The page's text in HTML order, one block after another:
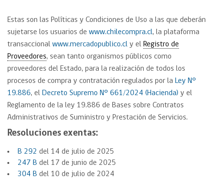
Estas son las Políticas y Condiciones de Uso a las que deberán
sujetarse los usuarios de www.chilecompra.cl, la plataforma
transaccional www.mercadopublico.cl y el Registro de
Proveedores, sean tanto organismos públicos como
proveedores del Estado, para la realización de todos los
procesos de compra y contratación regulados por la Ley N°
19.886, el Decreto Supremo N° 661/2024 (Hacienda) y el
Reglamento de la ley 19.886 de Bases sobre Contratos
Administrativos de Suministro y Prestación de Servicios.
Resoluciones exentas:
B 292 del 14 de julio de 2025
247 B del 17 de junio de 2025
304 B del 10 de julio de 2024